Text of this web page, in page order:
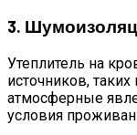
3.
Утеплитель на
источников,
атмосферные
условия